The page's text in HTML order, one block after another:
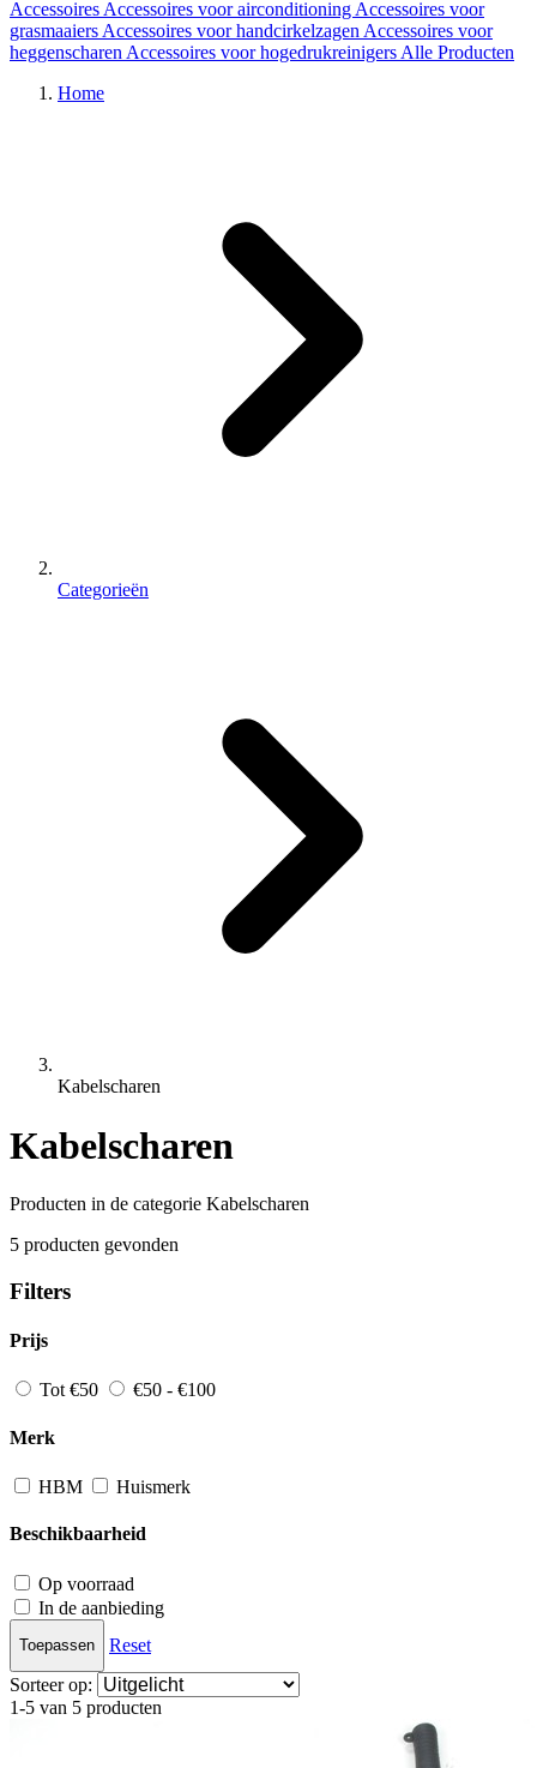
Accessoires Accessoires voor airconditioning Accessoires voor
grasmaaiers Accessoires voor handcirkelzagen Accessoires voor
heggenscharen Accessoires voor hogedrukreinigers Alle Producten
Home
Categorieën
Kabelscharen
Kabelscharen
Producten in de categorie Kabelscharen
5 producten gevonden
Filters
Prijs
Tot €50 €50 - €100
Merk
HBM Huismerk
Beschikbaarheid
Op voorraad
In de aanbieding
Toepassen
Reset
Sorteer op:
1-5 van 5 producten